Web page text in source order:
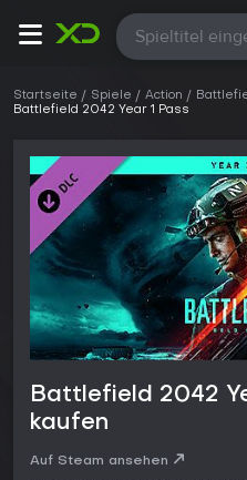
Alle
Startseite Spiele Action
Battlefield 2042 Year 1 Pass
Battlefield 2042
kaufen
Auf Steam ansehen